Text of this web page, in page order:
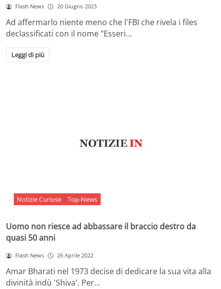
Flash News 20 Giugno 2023
Ad affermarlo niente meno che l'FBI che rivela i files
declassificati con il nome "Esseri…
Leggi di più
Notizie Curiose Top-News
Uomo non riesce ad abbassare il braccio destro da
quasi 50 anni
Flash News 26 Aprile 2022
Amar Bharati nel 1973 decise di dedicare la sua vita alla
divinità indù 'Shiva'. Per…